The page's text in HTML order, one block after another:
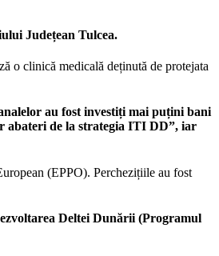
Județean Tulcea.
o clinică medicală deținută de protejata
au fost investiți mai puțini bani
abateri de la strategia ITI DD”, iar
(EPPO). Perchezițiile au fost
Deltei Dunării (Programul